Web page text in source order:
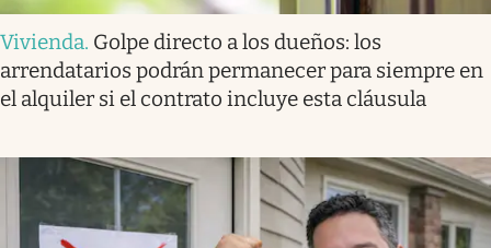
Vivienda. Golpe directo a los dueños: los
arrendatarios podrán permanecer para siempre en
el alquiler si el contrato incluye esta cláusula